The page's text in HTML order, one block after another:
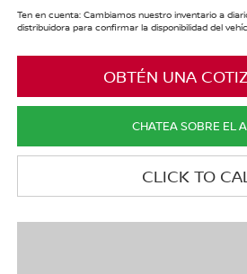
Ten en cuenta: Cambiamos nuestro inventario a
distribuidora para confirmar la disponibilidad del
OBTÉN UNA
CHATEA SOBRE EL
CLICK TO